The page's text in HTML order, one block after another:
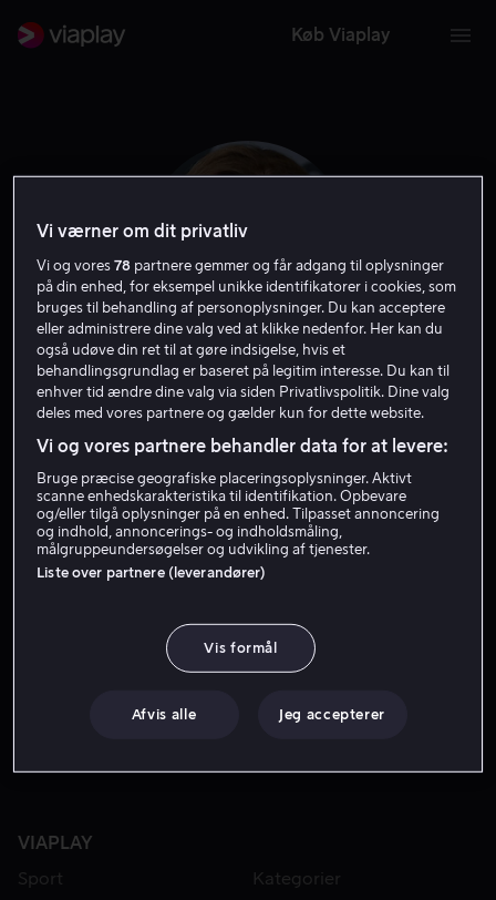
Køb Viaplay
Jessica Walter
Gæst Skuespiller
VIAPLAY
Sport
Kategorier
Vi værner om dit privatliv
Vi og vores78 partnere gemmer og får adgang til oplysninger
på din enhed, for eksempel unikke identifikatorer i cookies, som
bruges til behandling af personoplysninger. Du kan acceptere
eller administrere dine valg ved at klikke nedenfor. Her kan du
også udøve din ret til at gøre indsigelse, hvis et
behandlingsgrundlag er baseret på legitim interesse. Du kan til
enhver tid ændre dine valg via siden Privatlivspolitik. Dine valg
deles med vores partnere og gælder kun for dette website.
Vi og vores partnere behandler data for at levere:
Bruge præcise geografiske placeringsoplysninger. Aktivt
scanne enhedskarakteristika til identifikation. Opbevare
og/eller tilgå oplysninger på en enhed. Tilpasset annoncering
og indhold, annoncerings- og indholdsmåling,
målgruppeundersøgelser og udvikling af tjenester.
Liste over partnere (leverandører)
Vis formål
Afvis alle Jeg accepterer